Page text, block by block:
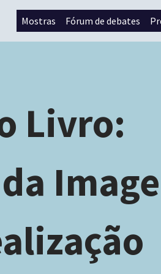
Mostras Fórum de debates
Livro: